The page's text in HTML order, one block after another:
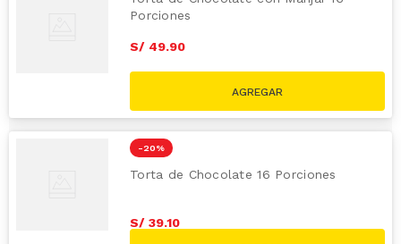
Porciones
S/ 49.90
-20 %
Torta de Chocolate 16 Porciones
S/ 39.10